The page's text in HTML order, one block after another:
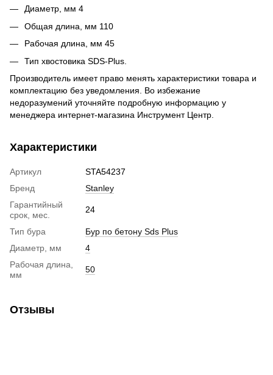
Диаметр, мм 4
Общая длина, мм 110
Рабочая длина, мм 45
Тип хвостовика SDS-Plus.
Производитель имеет право менять характеристики товара и
комплектацию без уведомления. Во избежание
недоразумений уточняйте подробную информацию у
менеджера интернет-магазина Инструмент Центр.
Характеристики
Артикул
STA54237
Бренд
Stanley
Гарантийный
срок, мес.
24
Тип бура
Бур по бетону Sds Plus
Диаметр, мм
4
Рабочая длина,
мм
50
Отзывы